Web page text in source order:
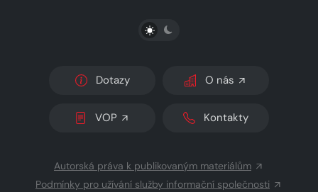
PŘEPNOUT SVĚTLÝ/TMAVÝ REŽIM
Dotazy O nás
VOP Kontakty
Autorská práva k publikovaným materiálům
Podmínky pro užívání služby informační společnosti